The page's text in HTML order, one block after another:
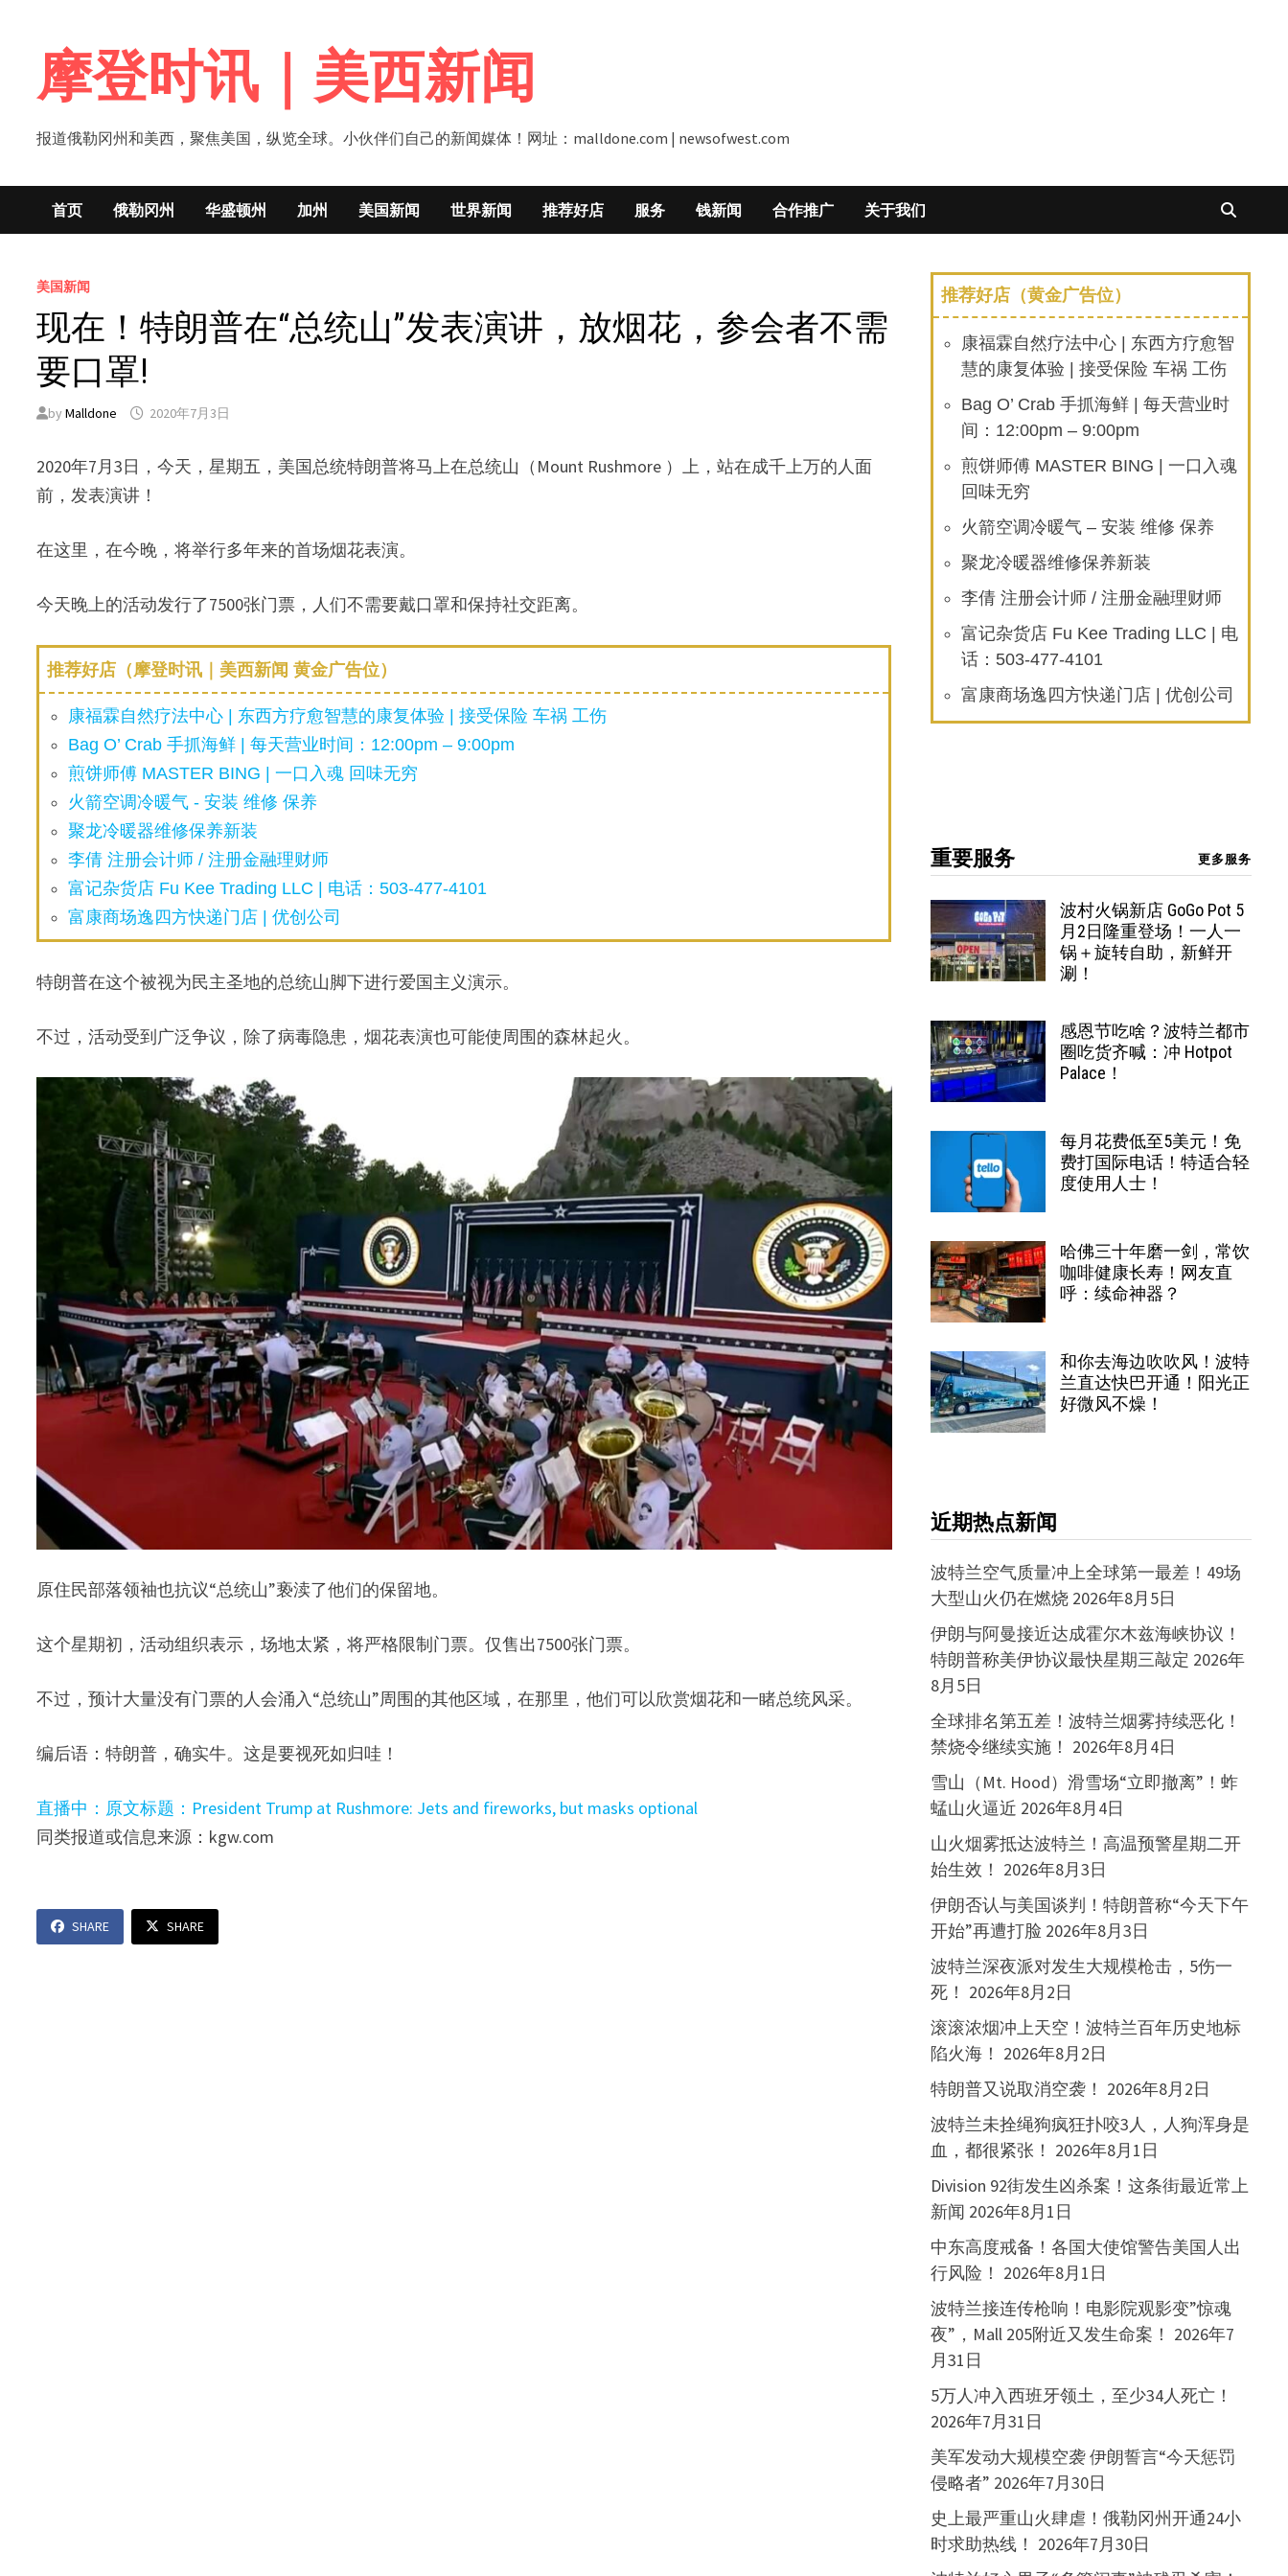
content摩登时讯｜美西新闻
报道俄勒冈州和美西，聚焦美国，纵览全球。小伙伴们自己的新闻媒体！网址：malldone.com | newsofwest.com
首页 俄勒冈州 华盛顿州 加州 美国新闻 世界新闻 推荐好店 服务 钱新闻 合作推广 关于我们
美国新闻
现在！特朗普在“总统山”发表演讲，放烟花，参会者不需
要口罩!
byMalldone 2020年7月3日
2020年7月3日，今天，星期五，美国总统特朗普将马上在总统山（Mount Rushmore ）上，站在成千上万的人面
前，发表演讲！
在这里，在今晚，将举行多年来的首场烟花表演。
今天晚上的活动发行了7500张门票，人们不需要戴口罩和保持社交距离。
推荐好店（摩登时讯｜美西新闻 黄金广告位）
康福霖自然疗法中心 | 东西方疗愈智慧的康复体验 | 接受保险 车祸 工伤
Bag O’ Crab 手抓海鲜 | 每天营业时间：12:00pm – 9:00pm
煎饼师傅 MASTER BING | 一口入魂 回味无穷
火箭空调冷暖气 - 安装 维修 保养
聚龙冷暖器维修保养新装
李倩 注册会计师 / 注册金融理财师
富记杂货店 Fu Kee Trading LLC | 电话：503-477-4101
富康商场逸四方快递门店 | 优创公司
特朗普在这个被视为民主圣地的总统山脚下进行爱国主义演示。
不过，活动受到广泛争议，除了病毒隐患，烟花表演也可能使周围的森林起火。
原住民部落领袖也抗议“总统山”亵渎了他们的保留地。
这个星期初，活动组织表示，场地太紧，将严格限制门票。仅售出7500张门票。
不过，预计大量没有门票的人会涌入“总统山”周围的其他区域，在那里，他们可以欣赏烟花和一睹总统风采。
编后语：特朗普，确实牛。这是要视死如归哇！
直播中：原文标题：President Trump at Rushmore: Jets and fireworks, but masks optional
同类报道或信息来源：kgw.com
SHARE SHARE
推荐好店（黄金广告位）
康福霖自然疗法中心 | 东西方疗愈智
慧的康复体验 | 接受保险 车祸 工伤
Bag O’ Crab 手抓海鲜 | 每天营业时
间：12:00pm – 9:00pm
煎饼师傅 MASTER BING | 一口入魂
回味无穷
火箭空调冷暖气 – 安装 维修 保养
聚龙冷暖器维修保养新装
李倩 注册会计师 / 注册金融理财师
富记杂货店 Fu Kee Trading LLC | 电
话：503-477-4101
富康商场逸四方快递门店 | 优创公司
重要服务 更多服务
波村火锅新店 GoGo Pot 5
月2日隆重登场！一人一
锅＋旋转自助，新鲜开
涮！
感恩节吃啥？波特兰都市
圈吃货齐喊：冲 Hotpot
Palace！
每月花费低至5美元！免
费打国际电话！特适合轻
度使用人士！
哈佛三十年磨一剑，常饮
咖啡健康长寿！网友直
呼：续命神器？
和你去海边吹吹风！波特
兰直达快巴开通！阳光正
好微风不燥！
近期热点新闻
波特兰空气质量冲上全球第一最差！49场
大型山火仍在燃烧 2026年8月5日
伊朗与阿曼接近达成霍尔木兹海峡协议！
特朗普称美伊协议最快星期三敲定 2026年
8月5日
全球排名第五差！波特兰烟雾持续恶化！
禁烧令继续实施！ 2026年8月4日
雪山（Mt. Hood）滑雪场“立即撤离”！蚱
蜢山火逼近 2026年8月4日
山火烟雾抵达波特兰！高温预警星期二开
始生效！ 2026年8月3日
伊朗否认与美国谈判！特朗普称“今天下午
开始”再遭打脸 2026年8月3日
波特兰深夜派对发生大规模枪击，5伤一
死！ 2026年8月2日
滚滚浓烟冲上天空！波特兰百年历史地标
陷火海！ 2026年8月2日
特朗普又说取消空袭！ 2026年8月2日
波特兰未拴绳狗疯狂扑咬3人，人狗浑身是
血，都很紧张！ 2026年8月1日
Division 92街发生凶杀案！这条街最近常上
新闻 2026年8月1日
中东高度戒备！各国大使馆警告美国人出
行风险！ 2026年8月1日
波特兰接连传枪响！电影院观影变”惊魂
夜”，Mall 205附近又发生命案！ 2026年7
月31日
5万人冲入西班牙领土，至少34人死亡！
2026年7月31日
美军发动大规模空袭 伊朗誓言“今天惩罚
侵略者” 2026年7月30日
史上最严重山火肆虐！俄勒冈州开通24小
时求助热线！ 2026年7月30日